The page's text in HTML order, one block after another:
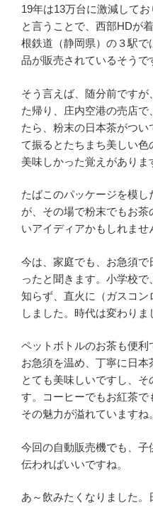
19年は13万台に激減して
と言うことで、西部HDが
根鉄道（静岡県）の３駅
品が販売されているそうで
そう言えば、随分前です
た帰り、庄内空港の売店
たら、粉末の日本茶がつ
て振るとたちまち美しい
美味しかった覚えがありま
たばこのパッケージを模
が、その場で粉末でもお
いアイディアかもしれませ
今は、家庭でも、お急須
ったと聞きます。小学校
知らず、直火に（ガスコン
しました。時代は変わりま
ペットボトルのお茶も便利
お急須を温め、丁寧に日本
とても美味しいですし、
す。コーヒーでもお紅茶
その魅力が溢れていますね。
今回の自動販売機でも、
伝わればいいですね。
あ～飲みたくなりました。